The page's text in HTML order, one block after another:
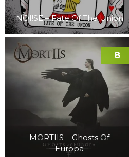
NOI!SE – Fate Of The Union
MORTIIS – Ghosts Of
Europa
8